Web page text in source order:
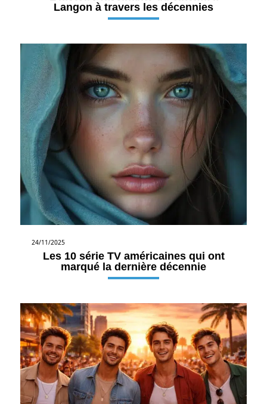
Langon à travers les décennies
24/11/2025
Les 10 série TV américaines qui ont
marqué la dernière décennie